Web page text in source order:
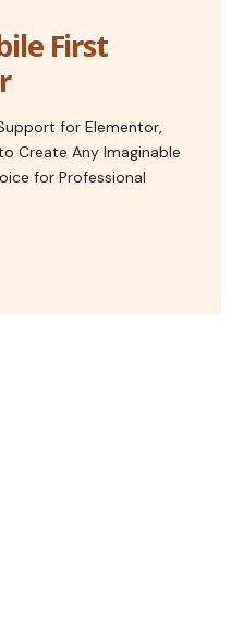
First
for Elementor,
Create Any Imaginable
for Professional